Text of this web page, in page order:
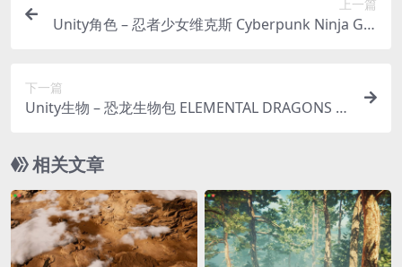
上一篇
Unity角色 – 忍者少女维克斯 Cyberpunk Ninja Girl
下一篇
Unity生物 – 恐龙生物包 ELEMENTAL DRAGONS P
相关文章